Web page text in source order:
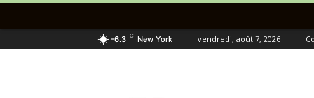
-6.3 C New York vendredi, août 7, 2026